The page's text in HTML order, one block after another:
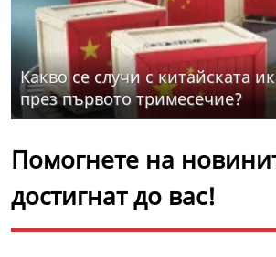
Какво се случи с китайската
през първото тримесечие?
Помогнете на
достигнат до вас!